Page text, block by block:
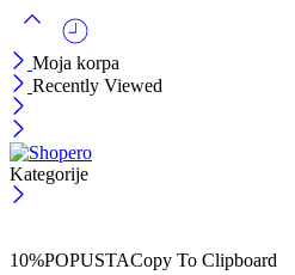
Moja korpa
Recently Viewed
Kategorije
10%POPUSTACopy To Clipboard